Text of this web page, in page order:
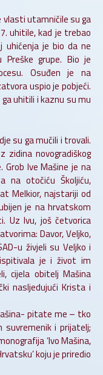
vlasti utamničile su ga
uhitile, kad je trebao
uhićenja je bio da ne
grupe. Bio je
Osuđen je na
uspio je pobjeći.
uhitili i kaznu su mu
su ga mučili i trovali.
zidina novogradiškog
Grob Ive Mašine je na
na otočiću Školjiću,
Melkior, najstariji od
je na hrvatskom
Uz Ivu, još četvorica
Davor, Veljko,
u živjeli su Veljko i
je i život im
cijela obitelj Mašina
nasljedujući Krista i
pitate me – tko
suvremenik i prijatelj;
‘Ivo Mašina,
koju je priredio